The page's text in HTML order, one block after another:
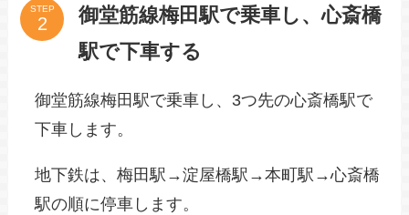
STEP
御堂筋線梅田駅で乗車し、心斎橋
駅で下車する
御堂筋線梅田駅で乗車し、3つ先の心斎橋駅で
下車します。
地下鉄は、梅田駅→淀屋橋駅→本町駅→心斎橋
駅の順に停車します。